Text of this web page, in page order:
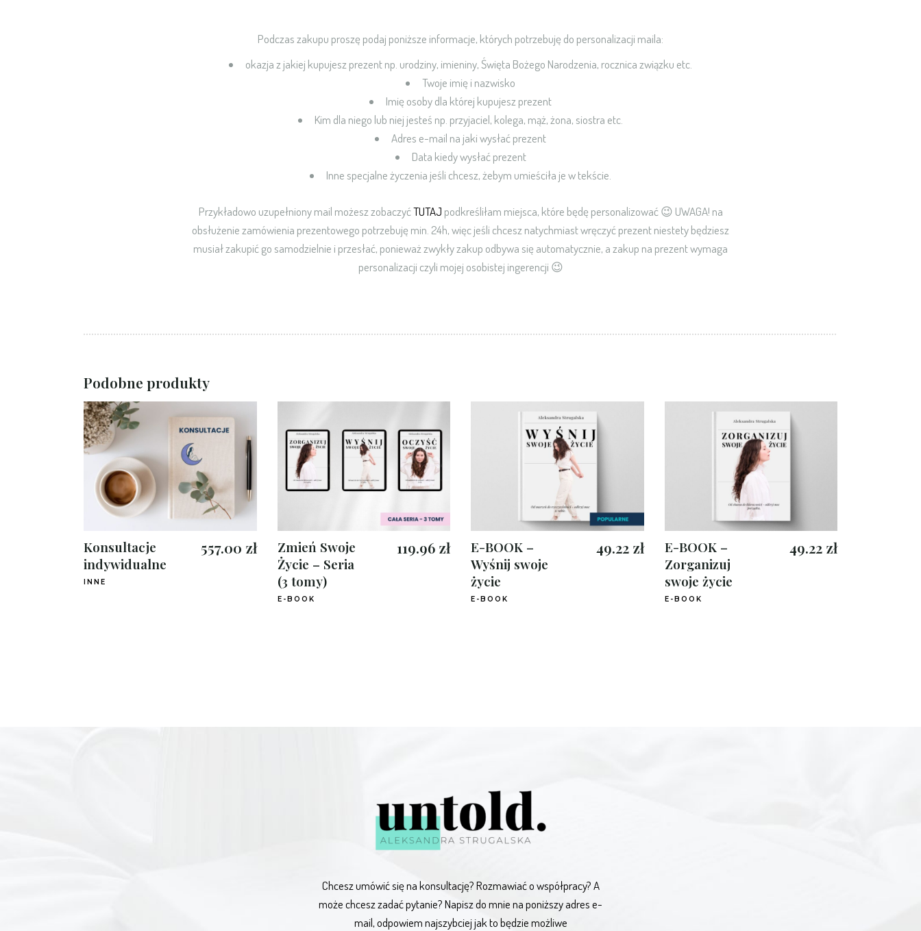
Podczas zakupu proszę podaj poniższe informacje, których potrzebuję do personalizacji maila:
okazja z jakiej kupujesz prezent np. urodziny, imieniny, Święta Bożego Narodzenia, rocznica związku etc.
Twoje imię i nazwisko
Imię osoby dla której kupujesz prezent
Kim dla niego lub niej jesteś np. przyjaciel, kolega, mąż, żona, siostra etc.
Adres e-mail na jaki wysłać prezent
Data kiedy wysłać prezent
Inne specjalne życzenia jeśli chcesz, żebym umieściła je w tekście.
Przykładowo uzupełniony mail możesz zobaczyćTUTAJ podkreśliłam miejsca, które będę personalizować 😉 UWAGA! na
obsłużenie zamówienia prezentowego potrzebuję min. 24h, więc jeśli chcesz natychmiast wręczyć prezent niestety będziesz
musiał zakupić go samodzielnie i przesłać, ponieważ zwykły zakup odbywa się automatycznie, a zakup na prezent wymaga
personalizacji czyli mojej osobistej ingerencji 😉
Podobne produkty
Konsultacje
indywidualne
557.00 zł
INNE
Zmień Swoje
Życie – Seria
(3 tomy)
119.96 zł
E-BOOK
E-BOOK –
Wyśnij swoje
życie
49.22 zł
E-BOOK
E-BOOK –
Zorganizuj
swoje życie
49.22 zł
E-BOOK
Chcesz umówić się na konsultację? Rozmawiać o współpracy? A
może chcesz zadać pytanie? Napisz do mnie na poniższy adres e-
mail, odpowiem najszybciej jak to będzie możliwe